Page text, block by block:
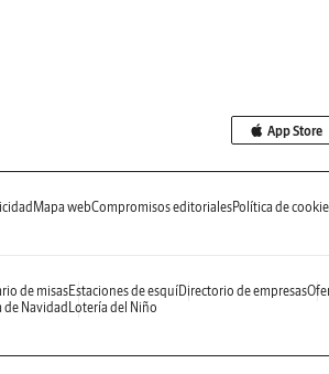
App Store
Mapa webCompromisos editorialesPolítica de
de misasEstaciones de esquíDirectorio de empresas
de Navidad Lotería del Niño